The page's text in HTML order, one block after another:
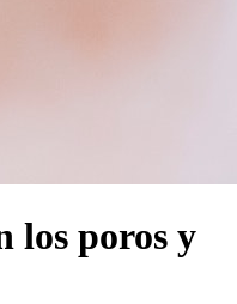
los poros y